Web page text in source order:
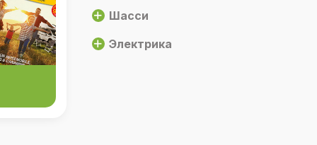
Шасси
Электрика